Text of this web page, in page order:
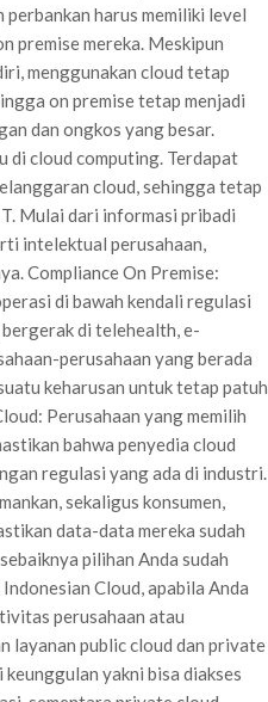
harus memiliki level
premise mereka. Meskipun
menggunakan cloud tetap
on premise tetap menjadi
dan ongkos yang besar.
di cloud computing. Terdapat
cloud, sehingga tetap
Mulai dari informasi pribadi
intelektual perusahaan,
Compliance On Premise:
di bawah kendali regulasi
di telehealth, e-
perusahaan yang berada
keharusan untuk tetap patuh
Perusahaan yang memilih
bahwa penyedia cloud
regulasi yang ada di industri.
sekaligus konsumen,
data-data mereka sudah
pilihan Anda sudah
Cloud, apabila Anda
perusahaan atau
layanan public cloud dan private
yakni bisa diakses